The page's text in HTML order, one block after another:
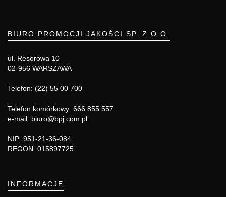
BIURO PROMOCJI JAKOŚCI SP. Z O.O.
ul. Resorowa 10
02-956 WARSZAWA
Telefon: (22) 55 00 700
Telefon komórkowy: 666 855 557
e-mail: biuro@bpj.com.pl
NIP: 951-21-36-084
REGON: 015897725
INFORMACJE